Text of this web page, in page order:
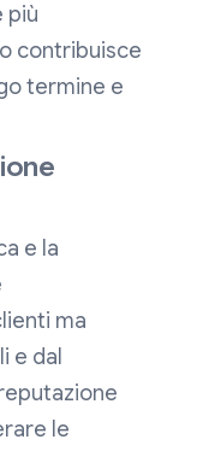
più
contribuisce
termine e
e la
ma
e dal
le